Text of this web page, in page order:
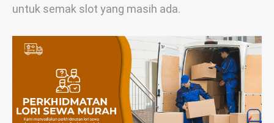
untuk semak slot yang masih ada.